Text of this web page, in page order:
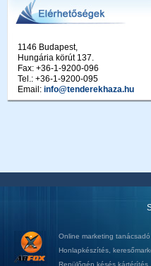
1146 Budapest,
Hungária körút 137.
Fax: +36-1-9200-096
Tel.: +36-1-9200-095
Email: info@tenderekhaza.hu
Online marketing tanácsadó
Honlapkészítés
Repülőgép késés kártérítés